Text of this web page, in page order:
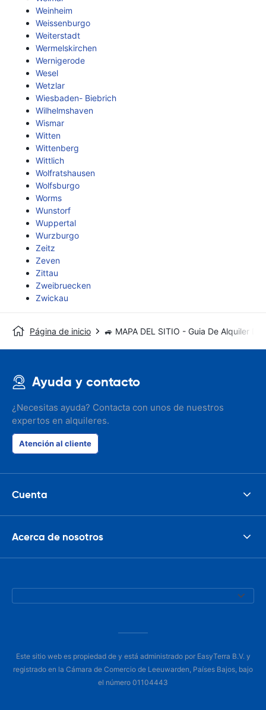
Weinheim
Weissenburgo
Weiterstadt
Wermelskirchen
Wernigerode
Wesel
Wetzlar
Wiesbaden- Biebrich
Wilhelmshaven
Wismar
Witten
Wittenberg
Wittlich
Wolfratshausen
Wolfsburgo
Worms
Wunstorf
Wuppertal
Wurzburgo
Zeitz
Zeven
Zittau
Zweibruecken
Zwickau
Página de inicio 🚙 MAPA DEL SITIO - Guia De Alquiler De
Ayuda y contacto
¿Necesitas ayuda? Contacta con unos de nuestros
expertos en alquileres.
Atención al cliente
Cuenta
Acerca de nosotros
Este sitio web es propiedad de y está administrado por EasyTerra B.V. y
registrado en la Cámara de Comercio de Leeuwarden, Países Bajos, bajo
el número 01104443